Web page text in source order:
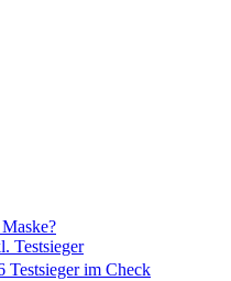
Testsieger
im Check